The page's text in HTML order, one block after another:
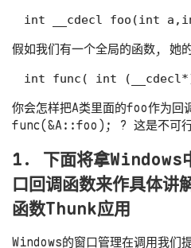
假如我们有一个全局的函数, 她
你会怎样把A类里面的foo作为
func(&A::foo); ? 这是不可行
1. 下面将拿Windows
口回调函数来作具体
函数Thunk应用
Windows的窗口管理在调用我们